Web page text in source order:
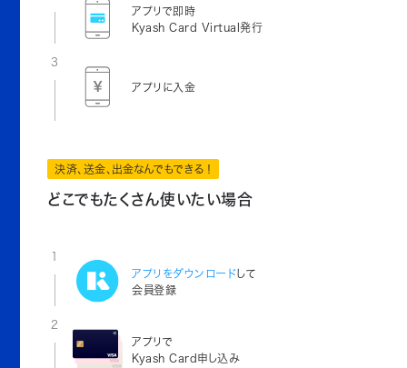
アプリで即時
Kyash Card Virtual発行
3
アプリに入金
決済、送金、出金なんでもできる！
どこでもたくさん使いたい場合
1
アプリをダウンロードして
会員登録
2
アプリで
Kyash Card申し込み